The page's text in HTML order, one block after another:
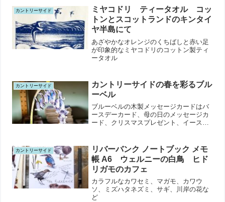
カントリーサイド
ミヤコドリ ティータオル コッ
トンとスコットランドのキンタイ
ヤ半島にて
あざやかなオレンジのくちばしと赤い足
が印象的なミヤコドリのコットン製ティ
ータオル
カントリーサイド
カントリーサイドの春を彩るブル
ーベル
ブルーベルの木製メッセージカードはバ
ースデーカード、母の日のメッセージカ
ード、クリスマスプレゼント、イースタ
カントリーサイド
リバーバンク ノートブック メモ
帳 A6 ウェルニーの白鳥 ヒド
リガモのカフェ
カラフルなカワセミ、マガモ、カワウ
ソ、ミズハタネズミ、サギ、川岸の花な
ど